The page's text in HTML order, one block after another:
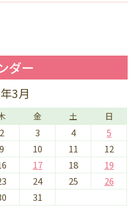
ダー
3月
金 土 日
2 3 4
5
9 10 11
12
17 18
19
24 25
26
31